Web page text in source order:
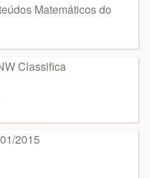
Matemáticos do